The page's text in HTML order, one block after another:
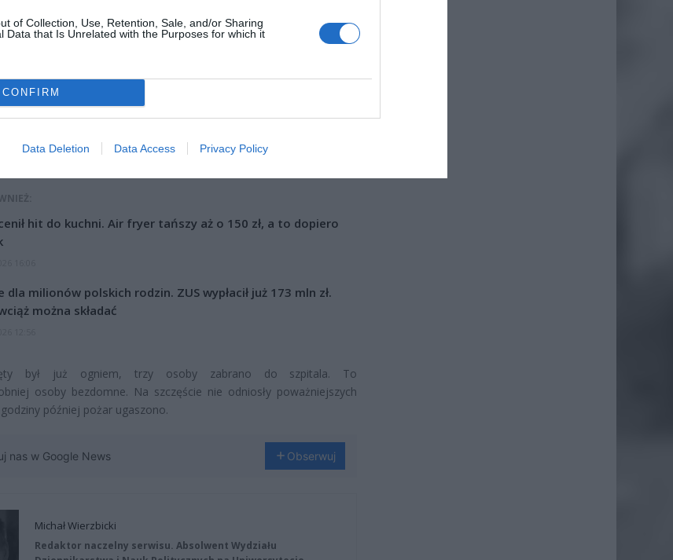
of Collection, Use, Retention, Sale, and/or Sharing
Data that Is Unrelated with the Purposes for which it
CONFIRM
Data Deletion Data Access Privacy Policy
Fot. Pixabay
około godziny 1.40 przy ulicy Majowej 5. Na miejsce pojechało 5
hit do kuchni. Air fryer tańszy aż o 150 zł, a to dopiero
dla milionów polskich rodzin. ZUS wypłacił już 173 mln zł.
można składać
był już ogniem, trzy osoby zabrano do szpitala. To
osoby bezdomne. Na szczęście nie odniosły poważniejszych
później pożar ugaszono.
nas w Google News Obserwuj
Michał Wierzbicki
Redaktor naczelny serwisu. Absolwent Wydziału